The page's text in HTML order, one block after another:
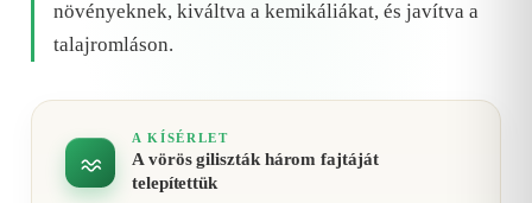
növényeknek, kiváltva a kemikáliákat, és javítva a
talajromláson.
A KÍSÉRLET
A vörös giliszták három fajtáját
telepítettük